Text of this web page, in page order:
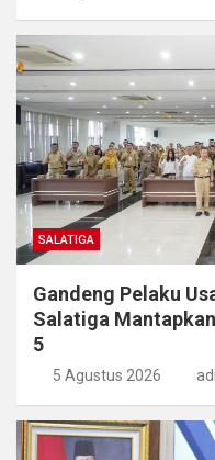
SALATIGA
Gandeng Pelaku
Salatiga
5
5 Agustus 2026